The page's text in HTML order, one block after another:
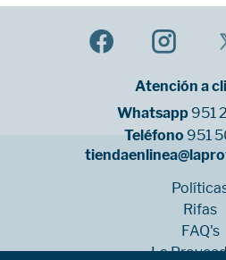
Atención a
Whatsapp 951
Teléfono 951
Rifas
FAQ's
La